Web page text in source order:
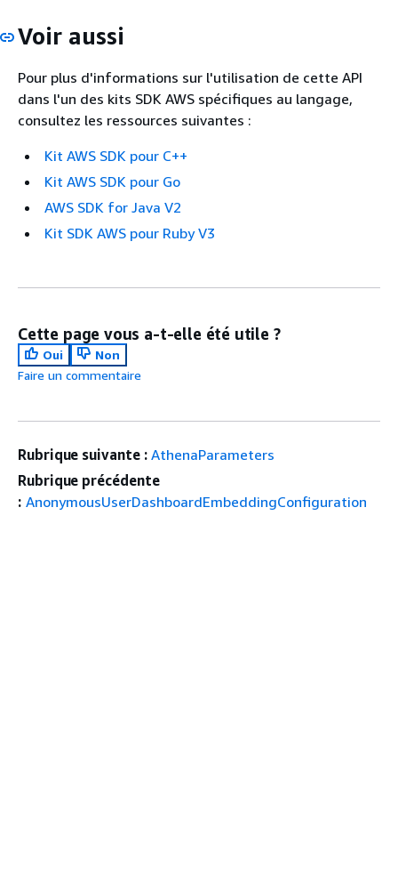
Voir aussi
Pour plus d'informations sur l'utilisation de cette API
dans l'un des kits SDK AWS spécifiques au langage,
consultez les ressources suivantes :
Kit AWS SDK pour C++
Kit AWS SDK pour Go
AWS SDK for Java V2
Kit SDK AWS pour Ruby V3
Cette page vous a-t-elle été utile ?
Oui
Non
Faire un commentaire
Rubrique suivante : AthenaParameters
Rubrique précédente
: AnonymousUserDashboardEmbeddingConfiguration